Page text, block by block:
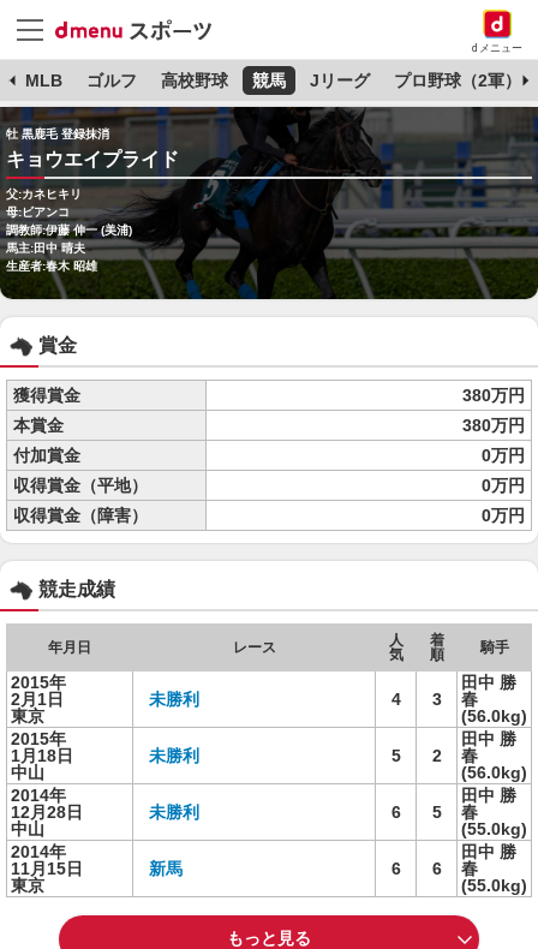
dメニュー
MLB ゴルフ 高校野球 競馬 Jリーグ プロ野球（2軍）
牡 黒鹿毛 登録抹消
キョウエイプライド
父:カネヒキリ
母:ビアンコ
調教師:伊藤 伸一 (美浦)
馬主:田中 晴夫
生産者:春木 昭雄
賞金
獲得賞金
380万円
本賞金
380万円
付加賞金
0万円
収得賞金（平地）
0万円
収得賞金（障害）
0万円
競走成績
年月日 レース
人
気
着
順
騎手
2015年
2月1日
東京
未勝利 4 3
田中 勝
春
(56.0kg)
2015年
1月18日
中山
未勝利 5 2
田中 勝
春
(56.0kg)
2014年
12月28日
中山
未勝利 6 5
田中 勝
春
(55.0kg)
2014年
11月15日
東京
新馬 6 6
田中 勝
春
(55.0kg)
もっと見る